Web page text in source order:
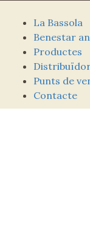
La Bassola
Benestar
Productes
Punts de
Contacte